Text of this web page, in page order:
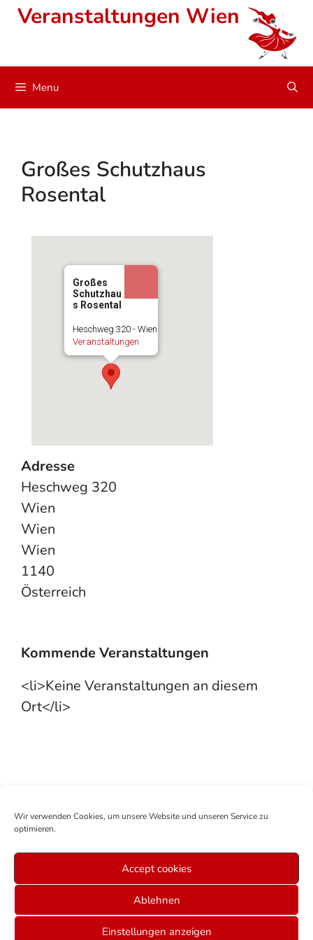
Wir verwenden Cookies, um unsere Website und unseren Service zu
optimieren.
Accept cookies
Ablehnen
Einstellungen anzeigen
SkipVeranstaltungen Wien
Menu
Großes Schutzhaus
Rosental
Großes
Schutzhau
s Rosental
Heschweg 320 - Wien
Veranstaltungen
Adresse
Heschweg 320
Wien
Wien
Wien
1140
Österreich
Kommende Veranstaltungen
<li>Keine Veranstaltungen an diesem
Ort</li>
Mitglied werden Anmelden Über uns
Sitemap
Veranstaltungen Graz
Datenschutz
Cookie-Richtlinie (EU)
Impressum